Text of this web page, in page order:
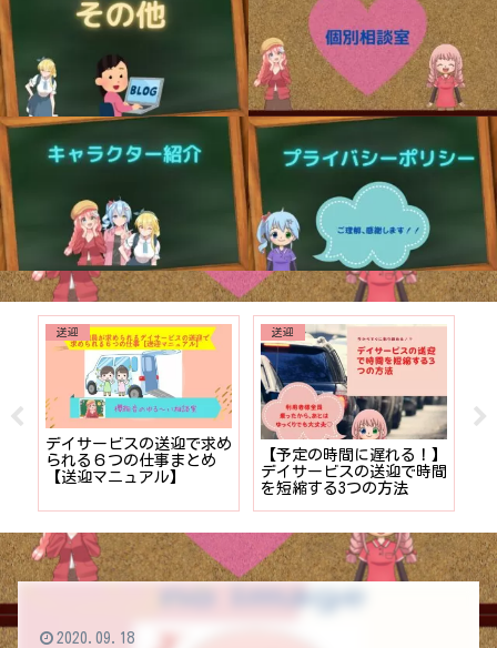
送迎
デイサービスの送迎で求め
られる６つの仕事まとめ
【送迎マニュアル】
送迎
【予定の時間に遅れる！】
デイサービスの送迎で時間
を短縮する3つの方法
2020.09.18